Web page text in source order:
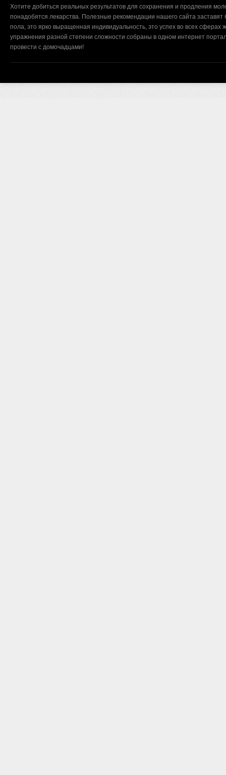
Хотите добиться реальных результатов для сохранения и продления
понадобятся лекарства. Полезные рекомендации нашего сайта
пола, это ярко выращенная индивидуальность, это успех во всех
упражнения разной степени сложности собраны в одном интернет
провести с домочадцами!